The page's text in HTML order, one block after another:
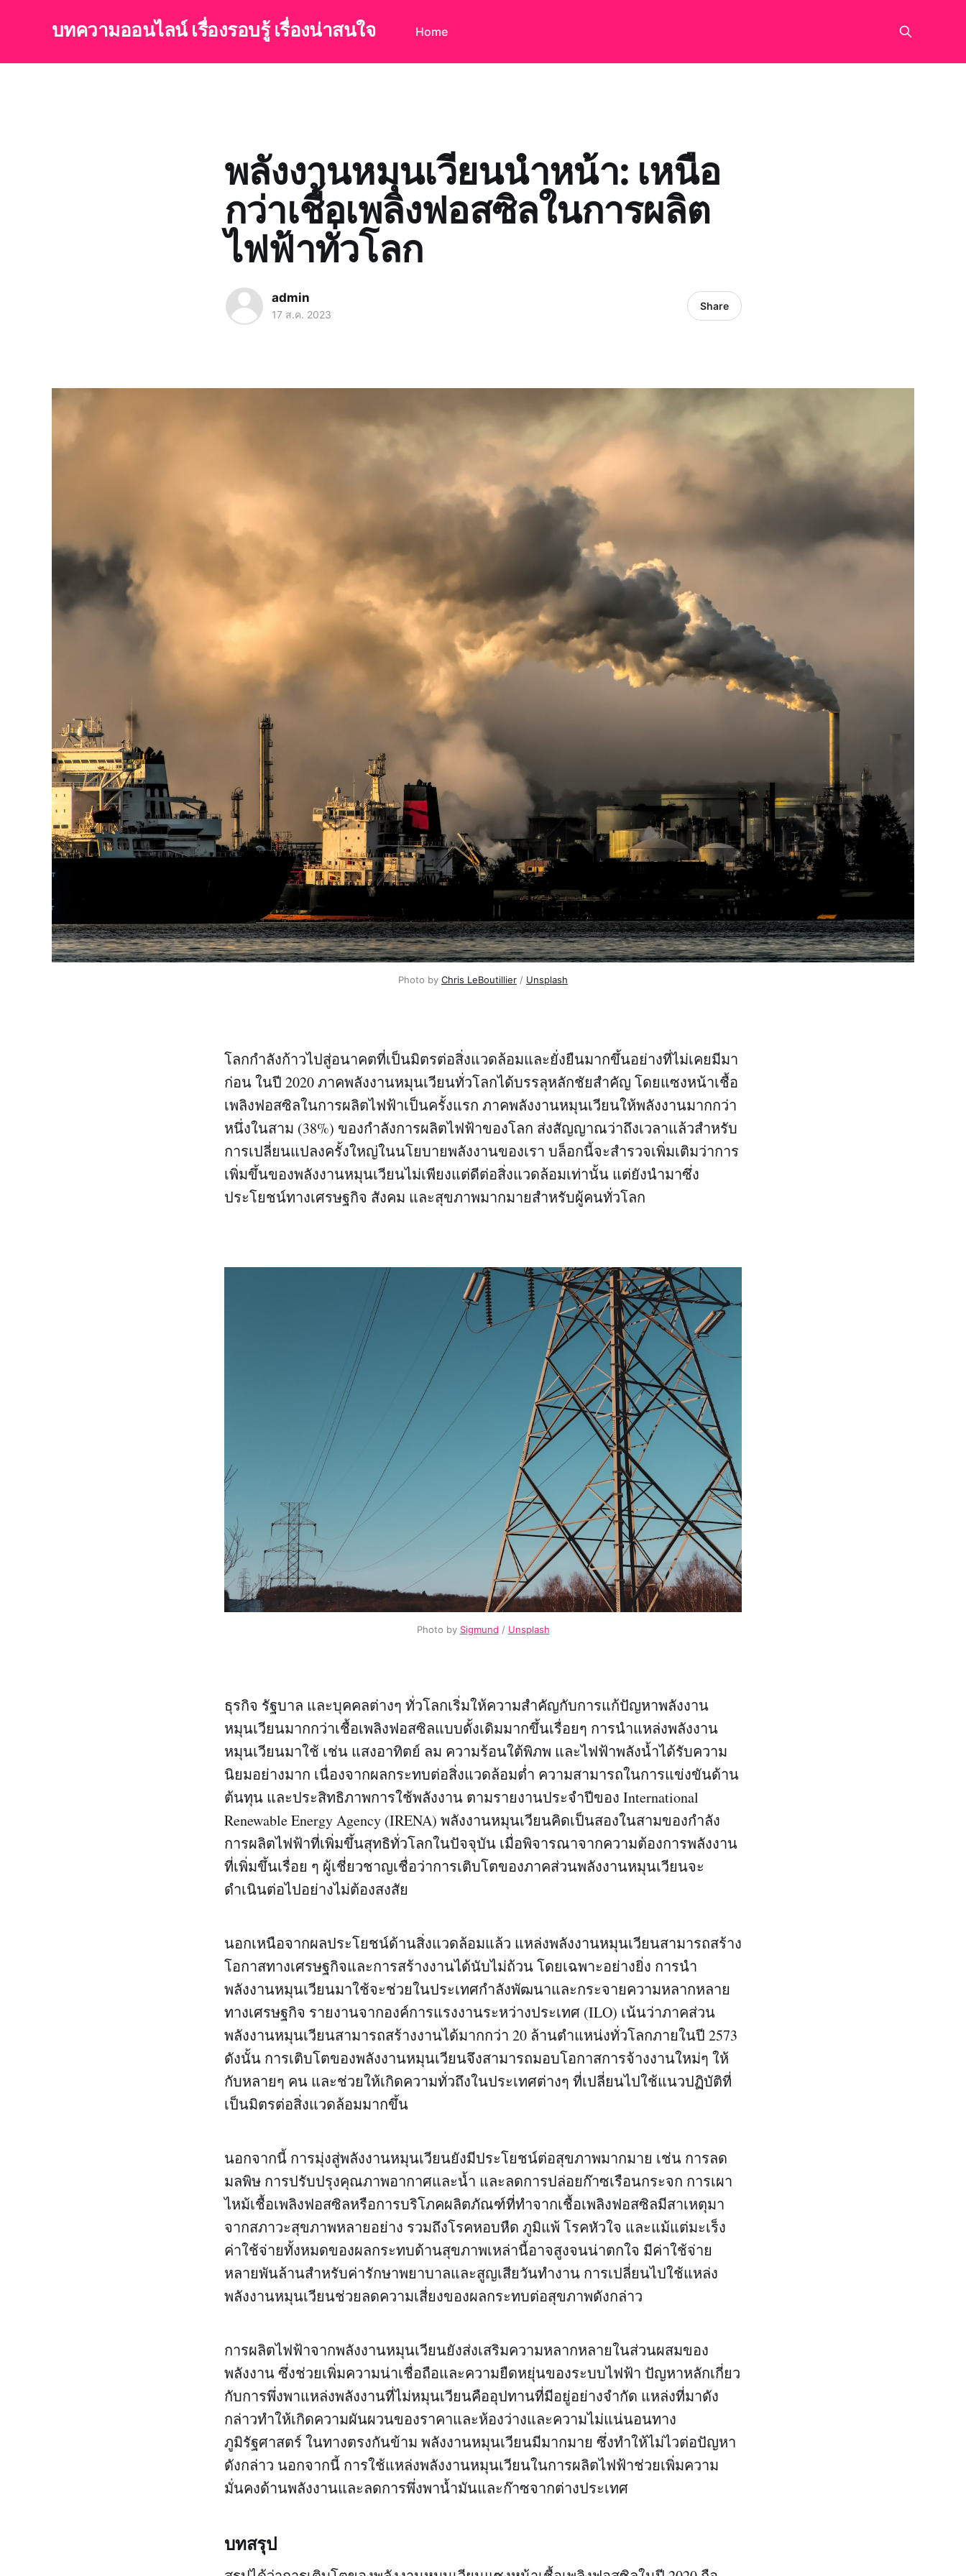
บทความออนไลน์ เรื่องรอบรู้ เรื่องน่าสนใจ Home
พลังงานหมุนเวียนนำหน้า: เหนือ
กว่าเชื้อเพลิงฟอสซิลในการผลิต
ไฟฟ้าทั่วโลก
admin
17 ส.ค. 2023
Share
Photo by Chris LeBoutillier / Unsplash
โลกกำลังก้าวไปสู่อนาคตที่เป็นมิตรต่อสิ่งแวดล้อมและยั่งยืนมากขึ้นอย่างที่ไม่เคยมีมา
ก่อน ในปี 2020 ภาคพลังงานหมุนเวียนทั่วโลกได้บรรลุหลักชัยสำคัญ โดยแซงหน้าเชื้อ
เพลิงฟอสซิลในการผลิตไฟฟ้าเป็นครั้งแรก ภาคพลังงานหมุนเวียนให้พลังงานมากกว่า
หนึ่งในสาม (38%) ของกำลังการผลิตไฟฟ้าของโลก ส่งสัญญาณว่าถึงเวลาแล้วสำหรับ
การเปลี่ยนแปลงครั้งใหญ่ในนโยบายพลังงานของเรา บล็อกนี้จะสำรวจเพิ่มเติมว่าการ
เพิ่มขึ้นของพลังงานหมุนเวียนไม่เพียงแต่ดีต่อสิ่งแวดล้อมเท่านั้น แต่ยังนำมาซึ่ง
ประโยชน์ทางเศรษฐกิจ สังคม และสุขภาพมากมายสำหรับผู้คนทั่วโลก
Photo by Sigmund / Unsplash
ธุรกิจ รัฐบาล และบุคคลต่างๆ ทั่วโลกเริ่มให้ความสำคัญกับการแก้ปัญหาพลังงาน
หมุนเวียนมากกว่าเชื้อเพลิงฟอสซิลแบบดั้งเดิมมากขึ้นเรื่อยๆ การนำแหล่งพลังงาน
หมุนเวียนมาใช้ เช่น แสงอาทิตย์ ลม ความร้อนใต้พิภพ และไฟฟ้าพลังน้ำได้รับความ
นิยมอย่างมาก เนื่องจากผลกระทบต่อสิ่งแวดล้อมต่ำ ความสามารถในการแข่งขันด้าน
ต้นทุน และประสิทธิภาพการใช้พลังงาน ตามรายงานประจำปีของ International
Renewable Energy Agency (IRENA) พลังงานหมุนเวียนคิดเป็นสองในสามของกำลัง
การผลิตไฟฟ้าที่เพิ่มขึ้นสุทธิทั่วโลกในปัจจุบัน เมื่อพิจารณาจากความต้องการพลังงาน
ที่เพิ่มขึ้นเรื่อย ๆ ผู้เชี่ยวชาญเชื่อว่าการเติบโตของภาคส่วนพลังงานหมุนเวียนจะ
ดำเนินต่อไปอย่างไม่ต้องสงสัย
นอกเหนือจากผลประโยชน์ด้านสิ่งแวดล้อมแล้ว แหล่งพลังงานหมุนเวียนสามารถสร้าง
โอกาสทางเศรษฐกิจและการสร้างงานได้นับไม่ถ้วน โดยเฉพาะอย่างยิ่ง การนำ
พลังงานหมุนเวียนมาใช้จะช่วยในประเทศกำลังพัฒนาและกระจายความหลากหลาย
ทางเศรษฐกิจ รายงานจากองค์การแรงงานระหว่างประเทศ (ILO) เน้นว่าภาคส่วน
พลังงานหมุนเวียนสามารถสร้างงานได้มากกว่า 20 ล้านตำแหน่งทั่วโลกภายในปี 2573
ดังนั้น การเติบโตของพลังงานหมุนเวียนจึงสามารถมอบโอกาสการจ้างงานใหม่ๆ ให้
กับหลายๆ คน และช่วยให้เกิดความทั่วถึงในประเทศต่างๆ ที่เปลี่ยนไปใช้แนวปฏิบัติที่
เป็นมิตรต่อสิ่งแวดล้อมมากขึ้น
นอกจากนี้ การมุ่งสู่พลังงานหมุนเวียนยังมีประโยชน์ต่อสุขภาพมากมาย เช่น การลด
มลพิษ การปรับปรุงคุณภาพอากาศและน้ำ และลดการปล่อยก๊าซเรือนกระจก การเผา
ไหม้เชื้อเพลิงฟอสซิลหรือการบริโภคผลิตภัณฑ์ที่ทำจากเชื้อเพลิงฟอสซิลมีสาเหตุมา
จากสภาวะสุขภาพหลายอย่าง รวมถึงโรคหอบหืด ภูมิแพ้ โรคหัวใจ และแม้แต่มะเร็ง
ค่าใช้จ่ายทั้งหมดของผลกระทบด้านสุขภาพเหล่านี้อาจสูงจนน่าตกใจ มีค่าใช้จ่าย
หลายพันล้านสำหรับค่ารักษาพยาบาลและสูญเสียวันทำงาน การเปลี่ยนไปใช้แหล่ง
พลังงานหมุนเวียนช่วยลดความเสี่ยงของผลกระทบต่อสุขภาพดังกล่าว
การผลิตไฟฟ้าจากพลังงานหมุนเวียนยังส่งเสริมความหลากหลายในส่วนผสมของ
พลังงาน ซึ่งช่วยเพิ่มความน่าเชื่อถือและความยืดหยุ่นของระบบไฟฟ้า ปัญหาหลักเกี่ยว
กับการพึ่งพาแหล่งพลังงานที่ไม่หมุนเวียนคืออุปทานที่มีอยู่อย่างจำกัด แหล่งที่มาดัง
กล่าวทำให้เกิดความผันผวนของราคาและห้องว่างและความไม่แน่นอนทาง
ภูมิรัฐศาสตร์ ในทางตรงกันข้าม พลังงานหมุนเวียนมีมากมาย ซึ่งทำให้ไม่ไวต่อปัญหา
ดังกล่าว นอกจากนี้ การใช้แหล่งพลังงานหมุนเวียนในการผลิตไฟฟ้าช่วยเพิ่มความ
มั่นคงด้านพลังงานและลดการพึ่งพาน้ำมันและก๊าซจากต่างประเทศ
บทสรุป